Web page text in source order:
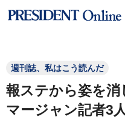
週刊誌、私はこう読んだ
報ステから姿を消
マージャン記者3